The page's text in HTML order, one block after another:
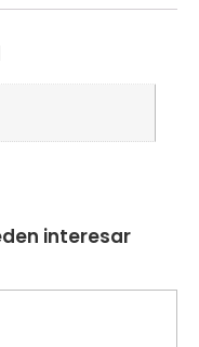
interesar